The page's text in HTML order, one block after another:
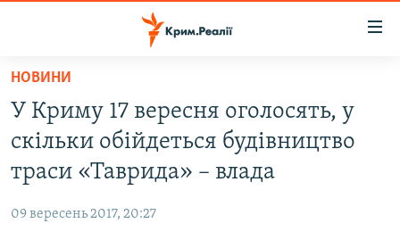
Перейти
основного
матеріалу
до
основної
навігації
ВОДА.КРИМ
ВІДЕО ТА ФОТО
БЛОГИ
НОВИНИ
У Криму 17 вересня оголосять, у
скільки обійдеться будівництво
траси «Таврида» – влада
09 вересень 2017, 20:27